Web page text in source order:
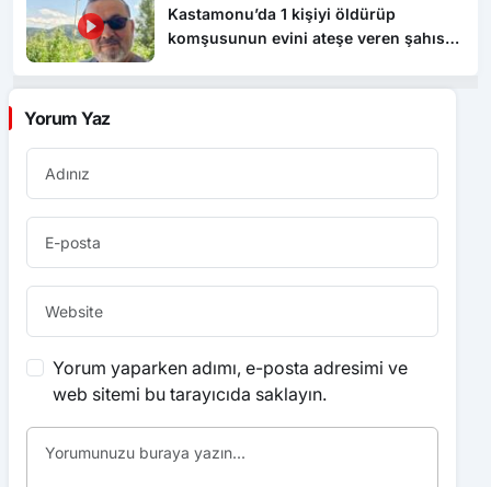
Kastamonu’da 1 kişiyi öldürüp
komşusunun evini ateşe veren şahıs
Yorum Yaz
Yorum yaparken adımı, e-posta adresimi ve
web sitemi bu tarayıcıda saklayın.